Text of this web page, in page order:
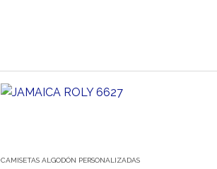
Este producto tiene múltiples variantes. Las opciones se pueden elegir en la página de producto
CAMISETAS ALGODÓN PERSONALIZADAS